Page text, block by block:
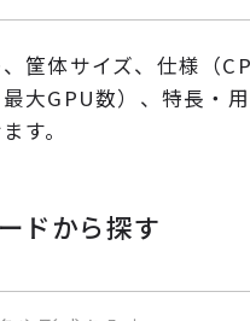
筐体サイズ、仕様（
大GPU数）、特長・
す。
ドから探す